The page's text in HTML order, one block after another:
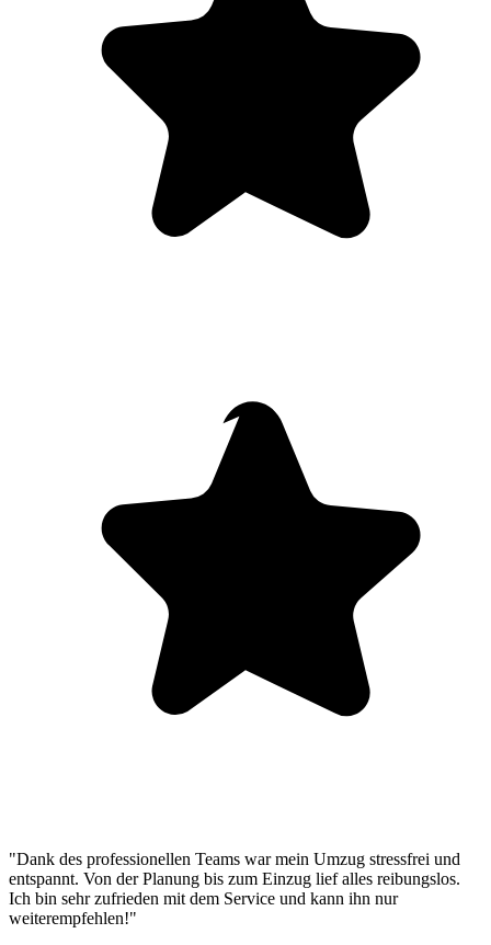
"Dank des professionellen Teams war mein Umzug stressfrei und
entspannt. Von der Planung bis zum Einzug lief alles reibungslos.
Ich bin sehr zufrieden mit dem Service und kann ihn nur
weiterempfehlen!"